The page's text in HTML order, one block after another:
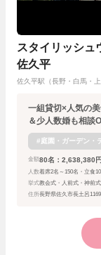
スタイリッシ
佐久平
佐久平駅（長野・白馬・
一組貸切×人気の
＆少人数婚も相談
#庭園・ガーデン・
金額 80名：2,638,380円
人数着席2名～150名・立食
挙式教会式・人前式・神前
住所長野県佐久市長土呂